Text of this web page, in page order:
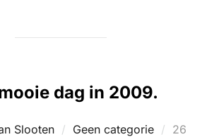
dag in 2009.
Slooten Geen categorie
26